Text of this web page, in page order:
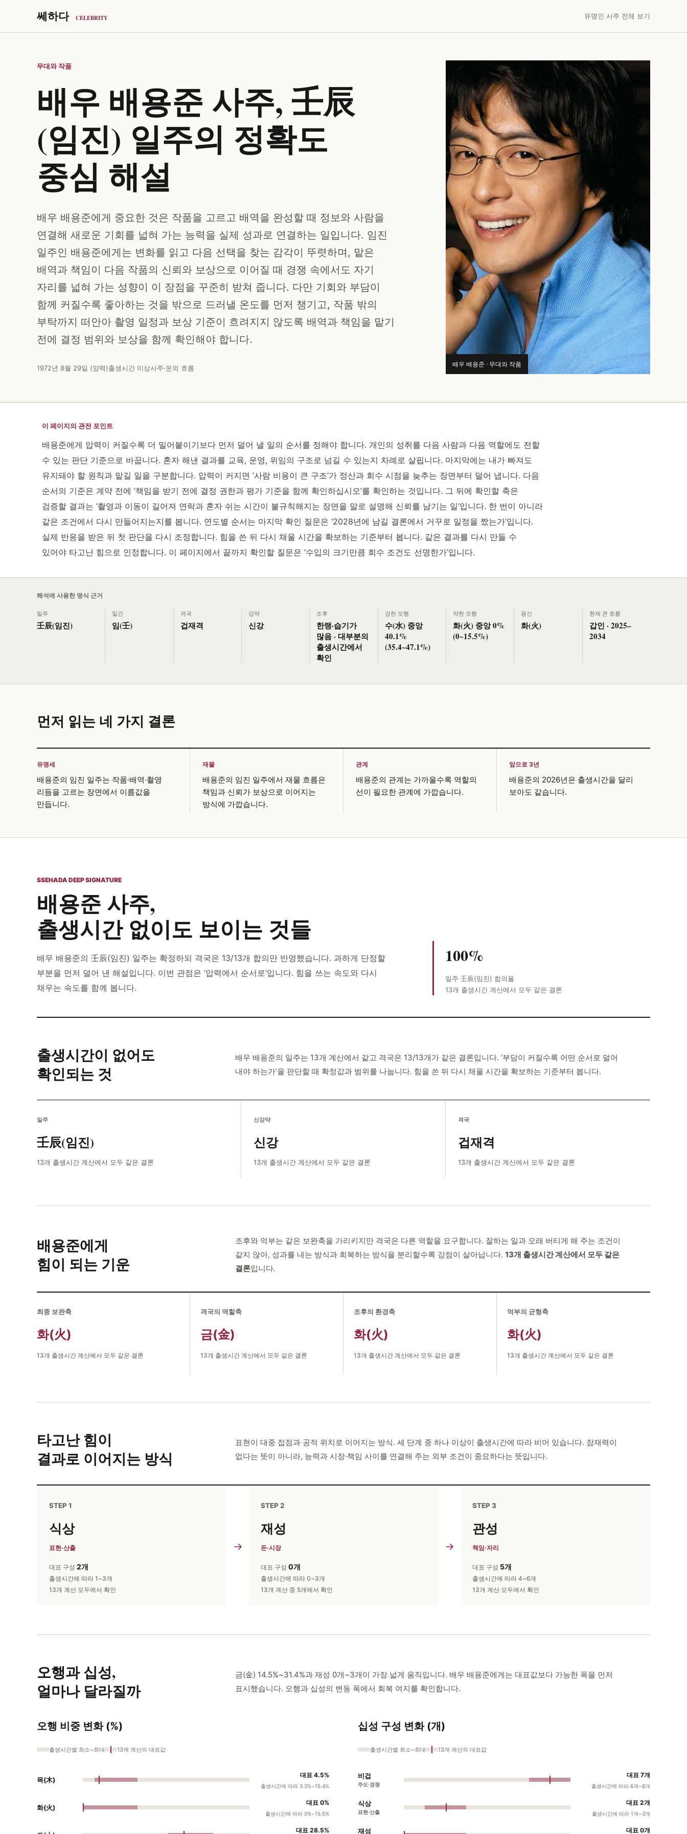
쎄하다 CELEBRITY 유명인 사주 전체 보기
무대와 작품
배우 배용준 사주, 壬辰
(임진) 일주의 정확도
중심 해설
배우 배용준에게 중요한 것은 작품을 고르고 배역을 완성할 때 정보와 사람을
연결해 새로운 기회를 넓혀 가는 능력을 실제 성과로 연결하는 일입니다. 임진
일주인 배용준에게는 변화를 읽고 다음 선택을 찾는 감각이 뚜렷하며, 맡은
배역과 책임이 다음 작품의 신뢰와 보상으로 이어질 때 경쟁 속에서도 자기
자리를 넓혀 가는 성향이 이 장점을 꾸준히 받쳐 줍니다. 다만 기회와 부담이
함께 커질수록 좋아하는 것을 밖으로 드러낼 온도를 먼저 챙기고, 작품 밖의
부탁까지 떠안아 촬영 일정과 보상 기준이 흐려지지 않도록 배역과 책임을 맡기
전에 결정 범위와 보상을 함께 확인해야 합니다.
1972년 8월 29일 (양력)출생시간 미상사주·운의 흐름 배우 배용준 · 무대와 작품
이 페이지의 관전 포인트
배용준에게 압력이 커질수록 더 밀어붙이기보다 먼저 덜어 낼 일의 순서를 정해야 합니다. 개인의 성취를 다음 사람과 다음 역할에도 전할
수 있는 판단 기준으로 바꿉니다. 혼자 해낸 결과를 교육, 운영, 위임의 구조로 넘길 수 있는지 차례로 살핍니다. 마지막에는 내가 빠져도
유지돼야 할 원칙과 맡길 일을 구분합니다. 압력이 커지면 ‘사람 비용이 큰 구조’가 정산과 회수 시점을 늦추는 장면부터 덜어 냅니다. 다음
순서의 기준은 계약 전에 ‘책임을 받기 전에 결정 권한과 평가 기준을 함께 확인하십시오’를 확인하는 것입니다. 그 뒤에 확인할 축은
검증할 결과는 ‘촬영과 이동이 길어져 연락과 혼자 쉬는 시간이 불규칙해지는 장면을 말로 설명해 신뢰를 남기는 일’입니다. 한 번이 아니라
같은 조건에서 다시 만들어지는지를 봅니다. 연도별 순서는 마지막 확인 질문은 ‘2028년에 남길 결론에서 거꾸로 일정을 짰는가’입니다.
실제 반응을 받은 뒤 첫 판단을 다시 조정합니다. 힘을 쓴 뒤 다시 채울 시간을 확보하는 기준부터 봅니다. 같은 결과를 다시 만들 수
있어야 타고난 힘으로 인정합니다. 이 페이지에서 끝까지 확인할 질문은 ‘수입의 크기만큼 회수 조건도 선명한가’입니다.
해석에 사용한 명식 근거
일주
壬辰(임진)
일간
임(壬)
격국
겁재격
강약
신강
조후
한랭·습기가
많음 · 대부분의
출생시간에서
확인
강한 오행
수(水) 중앙
40.1%
(35.4~47.1%)
약한 오행
화(火) 중앙 0%
(0~15.5%)
용신
화(火)
현재 큰 흐름
갑인 · 2025–
2034
먼저 읽는 네 가지 결론
유명세
배용준의 임진 일주는 작품·배역·촬영
리듬을 고르는 장면에서 이름값을
만듭니다.
재물
배용준의 임진 일주에서 재물 흐름은
책임과 신뢰가 보상으로 이어지는
방식에 가깝습니다.
관계
배용준의 관계는 가까울수록 역할의
선이 필요한 관계에 가깝습니다.
앞으로 3년
배용준의 2026년은 출생시간을 달리
보아도 같습니다.
SSEHADA DEEP SIGNATURE
배용준 사주,
출생시간 없이도 보이는 것들
배우 배용준의 壬辰(임진) 일주는 확정하되 격국은 13/13개 합의만 반영했습니다. 과하게 단정할
부분을 먼저 덜어 낸 해설입니다. 이번 관점은 ‘압력에서 순서로’입니다. 힘을 쓰는 속도와 다시
채우는 속도를 함께 봅니다.
100%
일주 壬辰(임진) 합의율
13개 출생시간 계산에서 모두 같은 결론
출생시간이 없어도
확인되는 것
배우 배용준의 일주는 13개 계산에서 같고 격국은 13/13개가 같은 결론입니다. ‘부담이 커질수록 어떤 순서로 덜어
내야 하는가’을 판단할 때 확정값과 범위를 나눕니다. 힘을 쓴 뒤 다시 채울 시간을 확보하는 기준부터 봅니다.
일주
壬辰(임진)
13개 출생시간 계산에서 모두 같은 결론
신강약
신강
13개 출생시간 계산에서 모두 같은 결론
격국
겁재격
13개 출생시간 계산에서 모두 같은 결론
배용준에게
힘이 되는 기운
조후와 억부는 같은 보완축을 가리키지만 격국은 다른 역할을 요구합니다. 잘하는 일과 오래 버티게 해 주는 조건이
같지 않아, 성과를 내는 방식과 회복하는 방식을 분리할수록 강점이 살아납니다. 13개 출생시간 계산에서 모두 같은
결론입니다.
최종 보완축
화(火)
13개 출생시간 계산에서 모두 같은 결론
격국의 역할축
금(金)
13개 출생시간 계산에서 모두 같은 결론
조후의 환경축
화(火)
13개 출생시간 계산에서 모두 같은 결론
억부의 균형축
화(火)
13개 출생시간 계산에서 모두 같은 결론
타고난 힘이
결과로 이어지는 방식
표현이 대중 접점과 공적 위치로 이어지는 방식. 세 단계 중 하나 이상이 출생시간에 따라 비어 있습니다. 잠재력이
없다는 뜻이 아니라, 능력과 시장·책임 사이를 연결해 주는 외부 조건이 중요하다는 뜻입니다.
STEP 1
식상
표현·산출
대표 구성 2개
출생시간에 따라 1~3개
13개 계산 모두에서 확인
→
STEP 2
재성
돈·시장
대표 구성 0개
출생시간에 따라 0~3개
13개 계산 중 5개에서 확인
→
STEP 3
관성
책임·자리
대표 구성 5개
출생시간에 따라 4~6개
13개 계산 모두에서 확인
오행과 십성,
얼마나 달라질까
금(金) 14.5%~31.4%과 재성 0개~3개이 가장 넓게 움직입니다. 배우 배용준에게는 대표값보다 가능한 폭을 먼저
표시했습니다. 오행과 십성의 변동 폭에서 회복 여지를 확인합니다.
오행 비중 변화 (%)
출생시간별 최소~최대 13개 계산의 대표값
목(木)
대표 4.5%
출생시간에 따라 3.3%~15.4%
화(火)
대표 0%
출생시간에 따라 0%~15.5%
대표 28.5%
십성 구성 변화 (개)
출생시간별 최소~최대 13개 계산의 대표값
비겁
주도·경쟁
대표 7개
출생시간에 따라 6개~8개
식상
표현·산출
대표 2개
출생시간에 따라 1개~3개
재성 대표 0개